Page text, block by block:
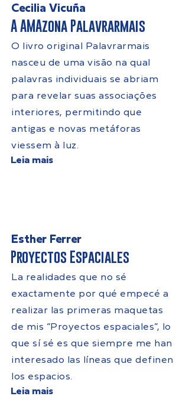
Cecilia Vicuña
A AMAzona Palavrarmais
O livro original Palavrarmais
nasceu de uma visão na qual
palavras individuais se abriam
para revelar suas associações
interiores, permitindo que
antigas e novas metáforas
viessem à luz.
Leia mais
Esther Ferrer
Proyectos Espaciales
La realidades que no sé
exactamente por qué empecé a
realizar las primeras maquetas
de mis “Proyectos espaciales”, lo
que sí sé es que siempre me han
interesado las líneas que definen
los espacios.
Leia mais